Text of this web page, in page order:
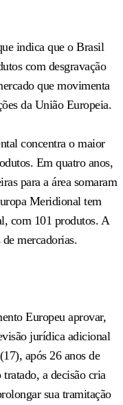
indica que o Brasil
com desgravação
que movimenta
da União Europeia.
concentra o maior
Em quatro anos,
para a área somaram
Meridional tem
com 101 produtos. A
mercadorias.
Europeu aprovar,
jurídica adicional
após 26 anos de
a decisão cria
sua tramitação